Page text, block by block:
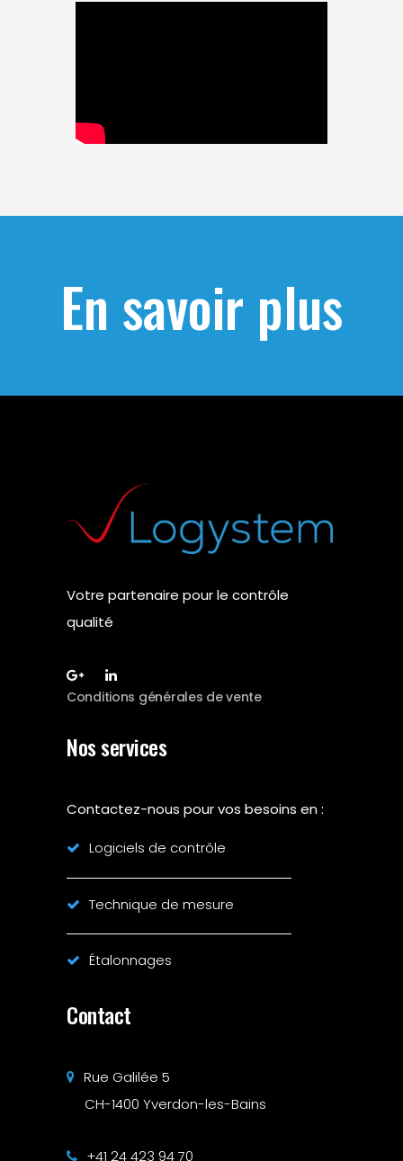
En savoir plus
Votre partenaire pour le contrôle
qualité
Conditions générales de vente
Nos services
Contactez-nous pour vos besoins en :
Logiciels de contrôle
Technique de mesure
Étalonnages
Contact
Rue Galilée 5
CH-1400 Yverdon-les-Bains
+41 24 423 94 70